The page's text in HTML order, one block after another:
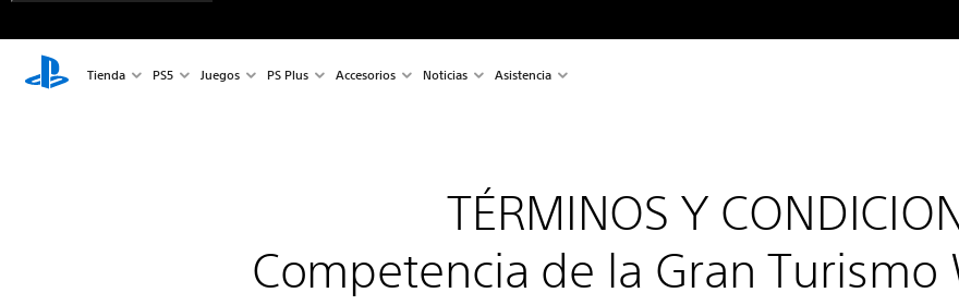
Tienda PS5 Juegos PS Plus Accesorios Noticias Asistencia
TÉRMINOS Y
Competencia de la Gran Turismo